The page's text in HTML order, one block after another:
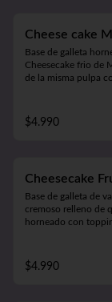
Cheese cake
Base de galleta
Cheesecake frio de
de la misma pulpa
$4.990
Cheesecake
Base de galleta de
cremoso relleno de
horneado con
$4.990